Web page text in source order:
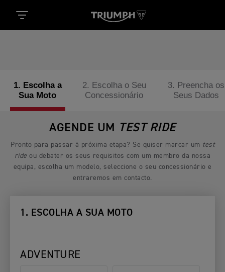
1. Escolha a
Sua Moto
2. Escolha o Seu
Concessionário
3. Preencha os
Seus Dados
AGENDE UM TEST RIDE
Pronto para passar à próxima etapa? Se quiser marcar um test
ride ou debater os seus requisitos com um membro da nossa
equipa, escolha um modelo, seleccione o seu concessionário e
entraremos em contacto.
1. ESCOLHA A SUA MOTO
ADVENTURE